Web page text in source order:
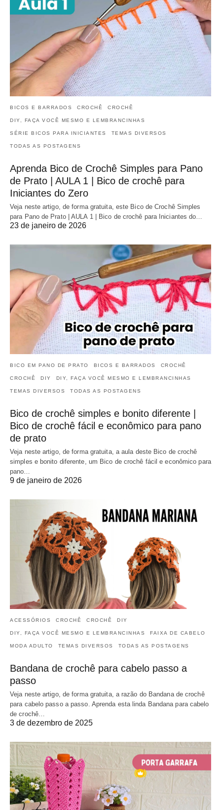
BICOS E BARRADOS CROCHÊ CROCHÊ
DIY, FAÇA VOCÊ MESMO E LEMBRANCINHAS
SÉRIE BICOS PARA INICIANTES TEMAS DIVERSOS
TODAS AS POSTAGENS
Aprenda Bico de Crochê Simples para Pano
de Prato | AULA 1 | Bico de crochê para
Iniciantes do Zero
Veja neste artigo, de forma gratuita, este Bico de Crochê Simples
para Pano de Prato | AULA 1 | Bico de crochê para Iniciantes do…
23 de janeiro de 2026
BICO EM PANO DE PRATO BICOS E BARRADOS CROCHÊ
CROCHÊ DIY DIY, FAÇA VOCÊ MESMO E LEMBRANCINHAS
TEMAS DIVERSOS TODAS AS POSTAGENS
Bico de crochê simples e bonito diferente |
Bico de crochê fácil e econômico para pano
de prato
Veja neste artigo, de forma gratuita, a aula deste Bico de crochê
simples e bonito diferente, um Bico de crochê fácil e econômico para
pano…
9 de janeiro de 2026
ACESSÓRIOS CROCHÊ CROCHÊ DIY
DIY, FAÇA VOCÊ MESMO E LEMBRANCINHAS FAIXA DE CABELO
MODA ADULTO TEMAS DIVERSOS TODAS AS POSTAGENS
Bandana de crochê para cabelo passo a
passo
Veja neste artigo, de forma gratuita, a razão do Bandana de crochê
para cabelo passo a passo. Aprenda esta linda Bandana para cabelo
de crochê…
3 de dezembro de 2025